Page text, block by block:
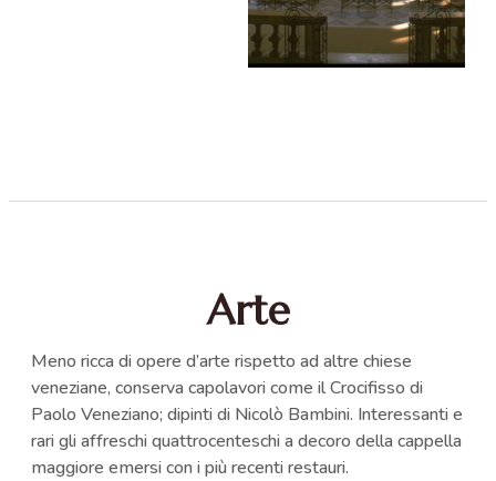
Arte
Meno ricca di opere d’arte rispetto ad altre chiese
veneziane, conserva capolavori come il Crocifisso di
Paolo Veneziano; dipinti di Nicolò Bambini. Interessanti e
rari gli affreschi quattrocenteschi a decoro della cappella
maggiore emersi con i più recenti restauri.